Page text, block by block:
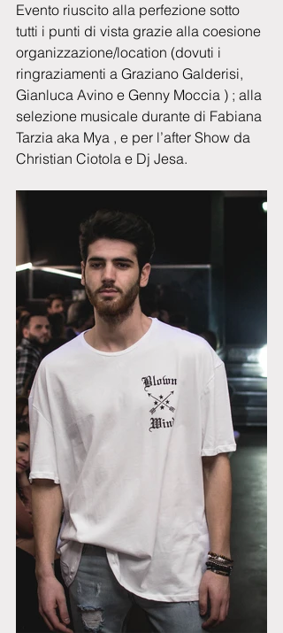
Evento riuscito alla perfezione sotto
tutti i punti di vista grazie alla coesione
organizzazione/location (dovuti i
ringraziamenti a Graziano Galderisi,
Gianluca Avino e Genny Moccia ) ; alla
selezione musicale durante di Fabiana
Tarzia aka Mya , e per l’after Show da
Christian Ciotola e Dj Jesa.